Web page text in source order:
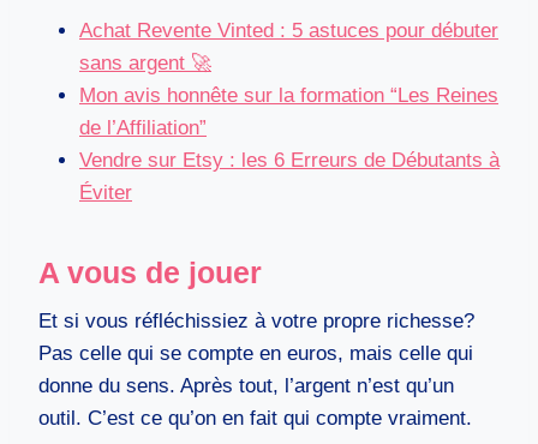
Achat Revente Vinted : 5 astuces pour débuter
sans argent 🚀
Mon avis honnête sur la formation “Les Reines
de l’Affiliation”
Vendre sur Etsy : les 6 Erreurs de Débutants à
Éviter
A vous de jouer
Et si vous réfléchissiez à votre propre richesse?
Pas celle qui se compte en euros, mais celle qui
donne du sens. Après tout, l’argent n’est qu’un
outil. C’est ce qu’on en fait qui compte vraiment.